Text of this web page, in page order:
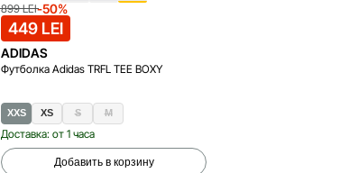
899 LEI-50%
449 LEI
ADIDAS
Футболка Adidas TRFL TEE BOXY
XXS XS S M
Доставка: от 1 часа
Добавить в корзину